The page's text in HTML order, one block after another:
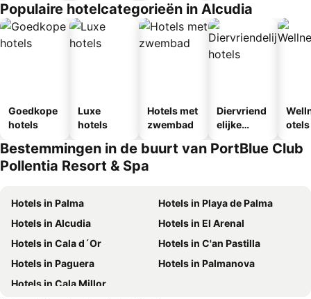
Populaire hotelcategorieën in Alcudia
Goedkope
hotels
Luxe
hotels
Hotels met
zwembad
Diervriend
elijke
otels
Bestemmingen in de buurt van PortBlue Club
Pollentia Resort & Spa
Hotels in Palma
Hotels in Playa de Palma
Hotels in Alcudia
Hotels in El Arenal
Hotels in Cala d´Or
Hotels in C'an Pastilla
Hotels in Paguera
Hotels in Palmanova
Hotels in Cala Millor